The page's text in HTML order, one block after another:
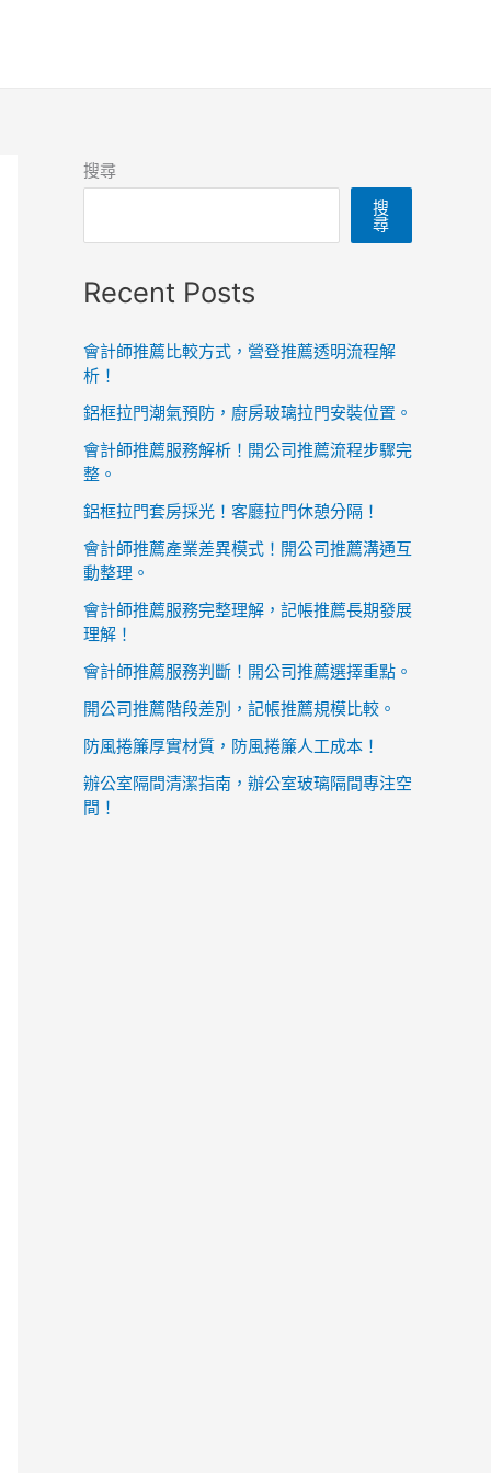
搜尋
搜
尋
Recent Posts
會計師推薦比較方式，營登推薦透明流程解
析！
鋁框拉門潮氣預防，廚房玻璃拉門安裝位置。
會計師推薦服務解析！開公司推薦流程步驟完
整。
鋁框拉門套房採光！客廳拉門休憩分隔！
會計師推薦產業差異模式！開公司推薦溝通互
動整理。
會計師推薦服務完整理解，記帳推薦長期發展
理解！
會計師推薦服務判斷！開公司推薦選擇重點。
開公司推薦階段差別，記帳推薦規模比較。
防風捲簾厚實材質，防風捲簾人工成本！
辦公室隔間清潔指南，辦公室玻璃隔間專注空
間！